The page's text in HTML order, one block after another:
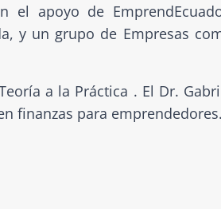
el apoyo de
y un grupo de Empresas
a la Práctica . El Dr.
finanzas para emprendedores.